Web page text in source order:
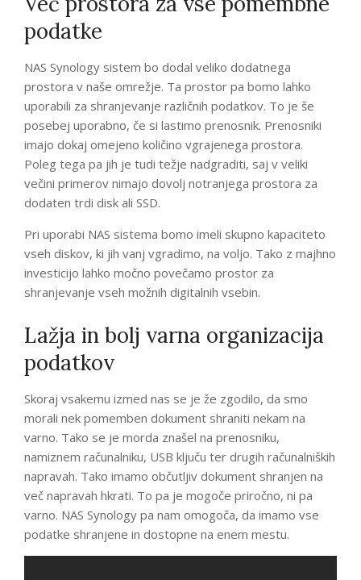
podatke
NAS Synology sistem bo dodal veliko dodatnega
prostora v naše omrežje. Ta prostor pa bomo lahko
uporabili za shranjevanje različnih podatkov. To je še
posebej uporabno, če si lastimo prenosnik. Prenosniki
imajo dokaj omejeno količino vgrajenega prostora.
Poleg tega pa jih je tudi težje nadgraditi, saj v veliki
večini primerov nimajo dovolj notranjega prostora za
dodaten trdi disk ali SSD.
Pri uporabi NAS sistema bomo imeli skupno kapaciteto
vseh diskov, ki jih vanj vgradimo, na voljo. Tako z majhno
investicijo lahko močno povečamo prostor za
shranjevanje vseh možnih digitalnih vsebin.
Lažja in bolj varna organizacija
podatkov
Skoraj vsakemu izmed nas se je že zgodilo, da smo
morali nek pomemben dokument shraniti nekam na
varno. Tako se je morda znašel na prenosniku,
namiznem računalniku, USB ključu ter drugih računalniških
napravah. Tako imamo občutljiv dokument shranjen na
več napravah hkrati. To pa je mogoče priročno, ni pa
varno. NAS Synology pa nam omogoča, da imamo vse
podatke shranjene in dostopne na enem mestu.